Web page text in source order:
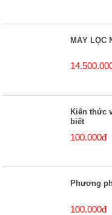
MÁY LỌC
Kiến thức
biết
100.000đ
Phương
100.000đ